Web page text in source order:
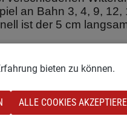
an Bahn 3, 4, 9,
ist der 5 cm
vorhanden.
bieten zu können.
ALLE COOKIES